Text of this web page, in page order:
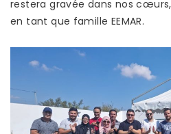
restera gravée dans nos
en tant que famille EEMAR.